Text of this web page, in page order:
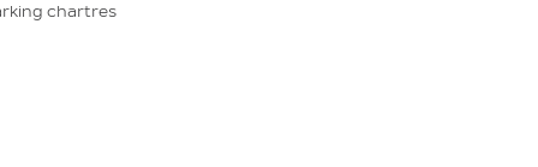
Challenger immobilier
chartres